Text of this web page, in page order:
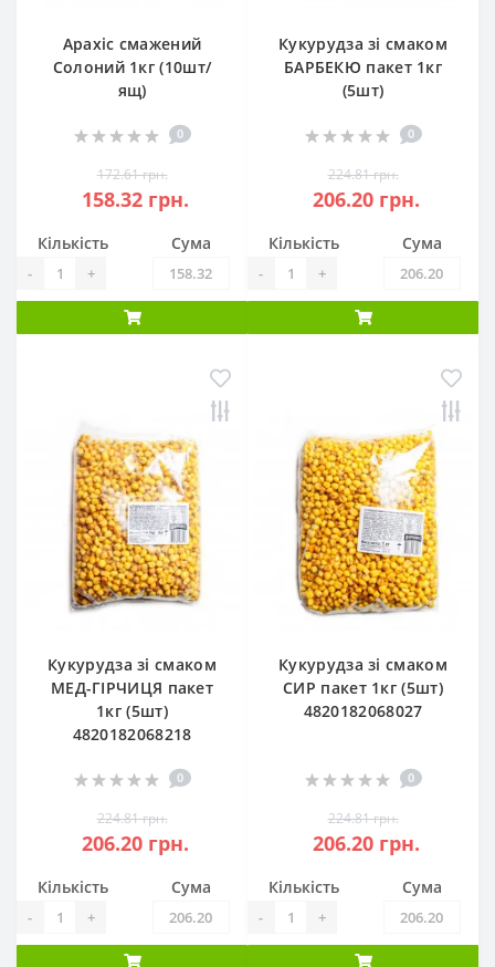
Арахіс смажений
Солоний 1кг (10шт/
ящ)
0
172.61 грн.
158.32 грн.
Кількість
- +
Сума
Кукурудза зі смаком
БАРБЕКЮ пакет 1кг
(5шт)
0
224.81 грн.
206.20 грн.
Кількість
- +
Сума
Кукурудза зі смаком
МЕД-ГІРЧИЦЯ пакет
1кг (5шт)
4820182068218
0
224.81 грн.
206.20 грн.
Кількість
- +
Сума
Кукурудза зі смаком
СИР пакет 1кг (5шт)
4820182068027
0
224.81 грн.
206.20 грн.
Кількість
- +
Сума